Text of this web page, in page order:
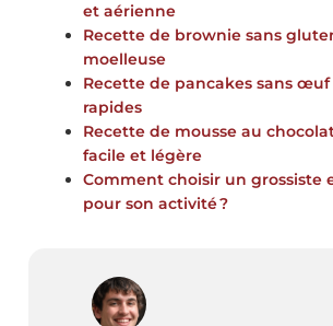
et aérienne
Recette de brownie sans
moelleuse
Recette de pancakes sans
rapides
Recette de mousse au
facile et légère
Comment choisir un grossiste
pour son activité ?